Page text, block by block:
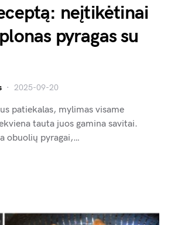
neįtikėtinai
pyragas su
2025-09-20
patiekalas, mylimas visame
tauta juos gamina savitai.
obuolių pyragai,…